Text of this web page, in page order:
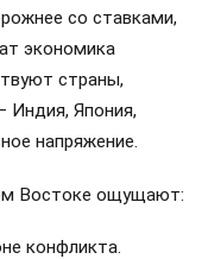
со ставками,
экономика
страны,
Япония,
напряжение.
Востоке ощущают:
конфликта.